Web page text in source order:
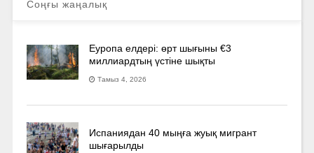
Соңғы жаңалық
Еуропа елдері: өрт шығыны €3
миллиардтың үстіне шықты
Тамыз 4, 2026
Испаниядан 40 мыңға жуық мигрант
шығарылды